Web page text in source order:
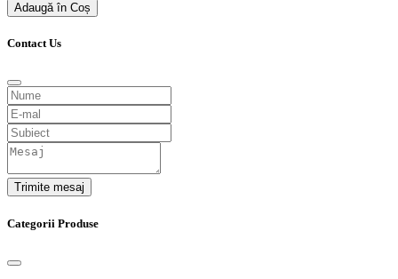
Adaugă în Coș
Contact Us
Trimite mesaj
Categorii Produse